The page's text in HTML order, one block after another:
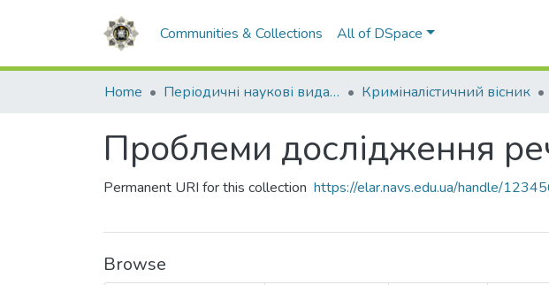
Communities & Collections All of DSpace
Home Періодичні наукові видання НАВС Криміналістичний вісник
Проблеми дослідження
Permanent URI for this collection https://elar.navs.edu.ua/handle/
Browse